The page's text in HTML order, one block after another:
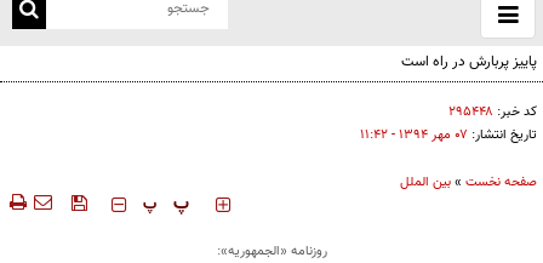
باز
و
کد خبر: ۲۹۵۴۴۸
تاریخ انتشار: ۰۷ مهر ۱۳۹۴ - ۱۱:۴۲
صفحه نخست »بین الملل
‍‍‍ پ پ
روزنامه «الجمهوریه»: